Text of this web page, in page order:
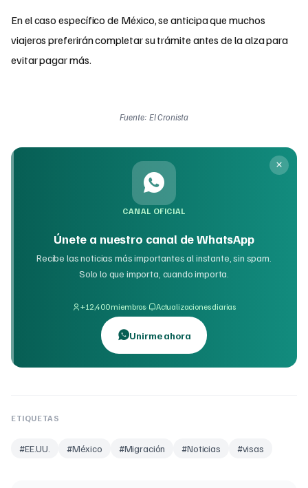
En el caso específico de México, se anticipa que muchos
viajeros preferirán completar su trámite antes de la alza para
evitar pagar más.
Fuente: El Cronista
CANAL OFICIAL
Únete a nuestro canal de WhatsApp
Recibe las noticias más importantes al instante, sin spam.
Solo lo que importa, cuando importa.
+12,400 miembros· Actualizaciones diarias
Unirme ahora
ETIQUETAS
#EE.UU. #México #Migración #Noticias #visas